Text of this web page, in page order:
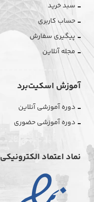
سبد خرید
حساب کاربری
پیگیری سفارش
مجله آنلاین
آموزش اسکیت‌برد
دوره آموزشی آنلاین
دوره آموزشی حضوری
نماد اعتماد الکترونیکی